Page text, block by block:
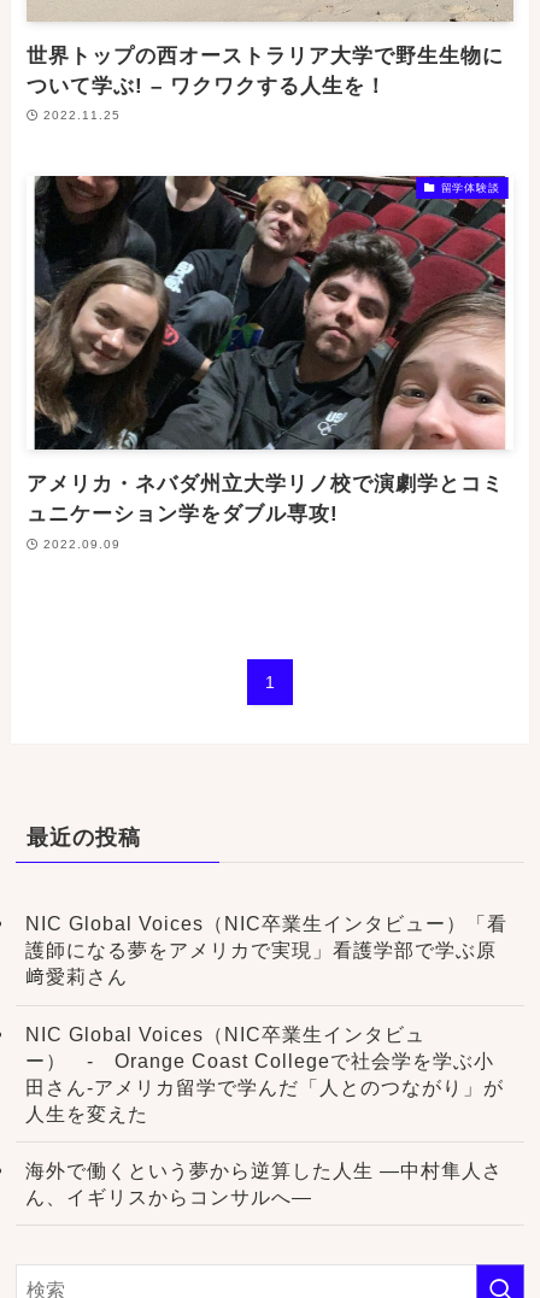
世界トップの西オーストラリア大学で野生生物に
ついて学ぶ! – ワクワクする人生を！
2022.11.25
留学体験談
アメリカ・ネバダ州立大学リノ校で演劇学とコミ
ュニケーション学をダブル専攻!
2022.09.09
1
最近の投稿
NIC Global Voices（NIC卒業生インタビュー）「看
護師になる夢をアメリカで実現」看護学部で学ぶ原
﨑愛莉さん
NIC Global Voices（NIC卒業生インタビュ
ー） - Orange Coast Collegeで社会学を学ぶ小
田さん-アメリカ留学で学んだ「人とのつながり」が
人生を変えた
海外で働くという夢から逆算した人生 ―中村隼人さ
ん、イギリスからコンサルへ―